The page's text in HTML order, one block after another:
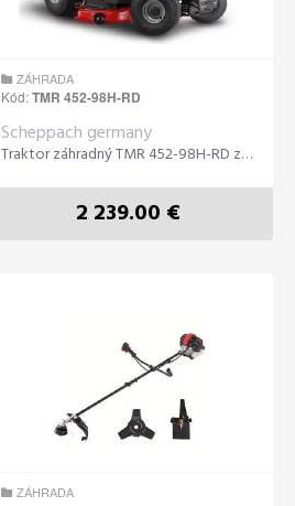
ZÁHRADA
Kód:TMR 452-98H-RD
Scheppach germany
Traktor záhradný TMR 452-98H-RD zadný výhoz
2 239.00 €
ZÁHRADA